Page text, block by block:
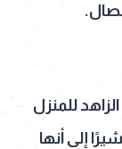
للمنزل
إلى أنها